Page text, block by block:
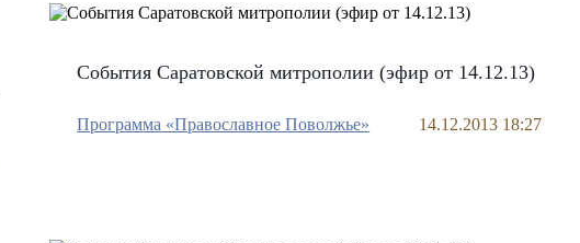
События Саратовской митрополии (эфир от 14.12.13)
Программа «Православное Поволжье» 14.12.2013 18:27